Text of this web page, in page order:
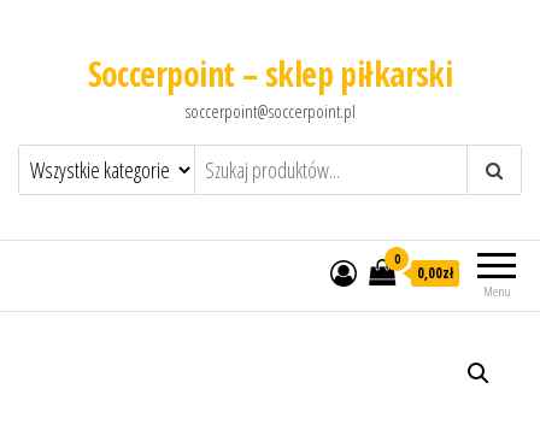
Soccerpoint – sklep piłkarski
soccerpoint@soccerpoint.pl
Menu
0
0,00zł